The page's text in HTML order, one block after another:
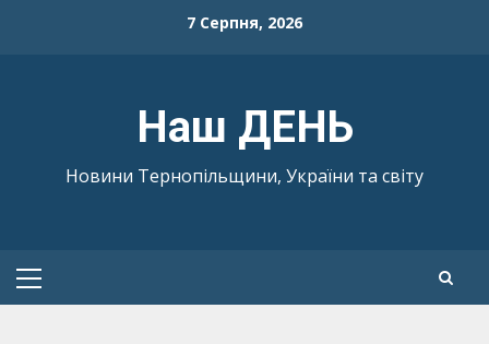
7 Серпня, 2026
Наш ДЕНЬ
Новини Тернопільщини, України та світу
Primary